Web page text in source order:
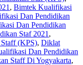
, Bimtek Kualifikasi
Dan Pendidikan
Dan Pendidikan
Staf 2021 ,
(KPS), Diklat
Dan Pendidikan
Staff Di Yogyakarta,